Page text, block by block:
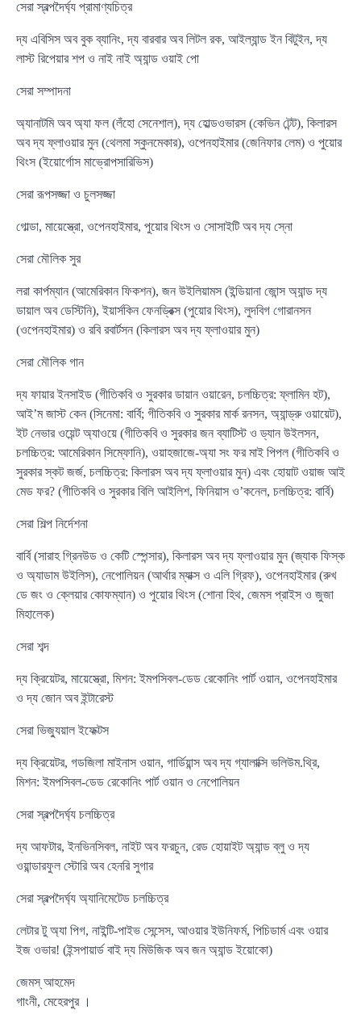
সেরা স্বল্পদৈর্ঘ্য প্রামাণ্যচিত্র
দ্য এবিসিস অব বুক ব্যানিং, দ্য বারবার অব লিটল রক, আইল্যান্ড ইন বিটুইন, দ্য
লাস্ট রিপেয়ার শপ ও নাই নাই অ্যান্ড ওয়াই পো
সেরা সম্পাদনা
অ্যানাটমি অব অ্যা ফল (লঁহো সেনেশাল), দ্য হোল্ডওভারস (কেভিন টেন্ট), কিলারস
অব দ্য ফ্লাওয়ার মুন (থেলমা স্কুনমেকার), ওপেনহাইমার (জেনিফার লেম) ও পুয়োর
থিংস (ইয়োর্গোস মাভ্রোপসারিভিস)
সেরা রূপসজ্জা ও চুলসজ্জা
গোল্ডা, মায়েস্ত্রো, ওপেনহাইমার, পুয়োর থিংস ও সোসাইটি অব দ্য স্নো
সেরা মৌলিক সুর
লরা কার্পম্যান (আমেরিকান ফিকশন), জন উইলিয়ামস (ইন্ডিয়ানা জোন্স অ্যান্ড দ্য
ডায়াল অব ডেস্টিনি), ইয়ার্সকিন ফেনড্রিক্স (পুয়োর থিংস), লুদবিগ গোরানসন
(ওপেনহাইমার) ও রবি রবার্টসন (কিলারস অব দ্য ফ্লাওয়ার মুন)
সেরা মৌলিক গান
দ্য ফায়ার ইনসাইড (গীতিকবি ও সুরকার ডায়ান ওয়ারেন, চলচ্চিত্র: ফ্লামিন হট),
আই’ম জাস্ট কেন (সিনেমা: বার্বি; গীতিকবি ও সুরকার মার্ক রনসন, অ্যান্ড্রু ওয়ায়েট),
ইট নেভার ওয়েন্ট অ্যাওয়ে (গীতিকবি ও সুরকার জন ব্যাটিস্ট ও ড্যান উইলসন,
চলচ্চিত্র: আমেরিকান সিম্ফোনি), ওয়াহজাজে-অ্যা সং ফর মাই পিপল (গীতিকবি ও
সুরকার স্কট জর্জ, চলচ্চিত্র: কিলারস অব দ্য ফ্লাওয়ার মুন) এবং হোয়াট ওয়াজ আই
মেড ফর? (গীতিকবি ও সুরকার বিলি আইলিশ, ফিনিয়াস ও’কনেল, চলচ্চিত্র: বার্বি)
সেরা শিল্প নির্দেশনা
বার্বি (সারাহ গ্রিনউড ও কেটি স্পেন্সার), কিলারস অব দ্য ফ্লাওয়ার মুন (জ্যাক ফিস্ক
ও অ্যাডাম উইলিস), নেপোলিয়ন (আর্থার ম্যাক্স ও এলি গ্রিফ), ওপেনহাইমার (রুখ
ডে জং ও ক্লেয়ার কোফম্যান) ও পুয়োর থিংস (শোনা হিথ, জেমস প্রাইস ও জুজা
মিহালেক)
সেরা শব্দ
দ্য ক্রিয়েটর, মায়েস্ত্রো, মিশন: ইমপসিবল-ডেড রেকোনিং পার্ট ওয়ান, ওপেনহাইমার
ও দ্য জোন অব ইন্টারেস্ট
সেরা ভিজ্যুয়াল ইফেক্টস
দ্য ক্রিয়েটর, গডজিলা মাইনাস ওয়ান, গার্ডিয়ান্স অব দ্য গ্যালাক্সি ভলিউম.থ্রি,
মিশন: ইমপসিবল-ডেড রেকোনিং পার্ট ওয়ান ও নেপোলিয়ন
সেরা স্বল্পদৈর্ঘ্য চলচ্চিত্র
দ্য আফটার, ইনভিনসিবল, নাইট অব ফরচুন, রেড হোয়াইট অ্যান্ড ব্লু ও দ্য
ওয়ান্ডারফুল স্টোরি অব হেনরি সুগার
সেরা স্বল্পদৈর্ঘ্য অ্যানিমেটেড চলচ্চিত্র
লেটার টু অ্যা পিগ, নাইন্টি-পাইভ সেন্সেস, আওয়ার ইউনিফর্ম, পিচিডার্ম এবং ওয়ার
ইজ ওভার! (ইন্সপায়ার্ড বাই দ্য মিউজিক অব জন অ্যান্ড ইয়োকো)
জেমস্ আহমেদ
গাংনী, মেহেরপুর ।